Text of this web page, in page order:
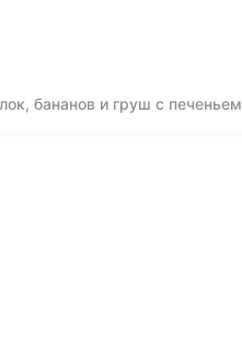
бананов и груш с печеньем